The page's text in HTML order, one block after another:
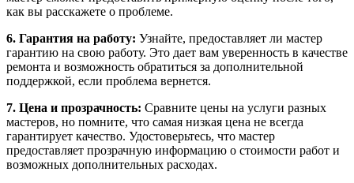
как вы расскажете о проблеме.
6. Гарантия на работу: Узнайте, предоставляет ли мастер
гарантию на свою работу. Это дает вам уверенность в качестве
ремонта и возможность обратиться за дополнительной
поддержкой, если проблема вернется.
7. Цена и прозрачность: Сравните цены на услуги разных
мастеров, но помните, что самая низкая цена не всегда
гарантирует качество. Удостоверьтесь, что мастер
предоставляет прозрачную информацию о стоимости работ и
возможных дополнительных расходах.